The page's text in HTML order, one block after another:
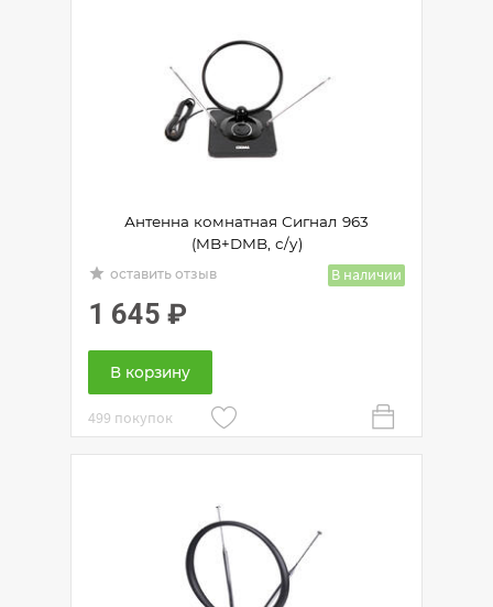
Антенна комнатная Сигнал 963
(MB+DMB, с/у)
grade оставить отзыв В наличии
1 645 ₽
В корзину
499 покупок